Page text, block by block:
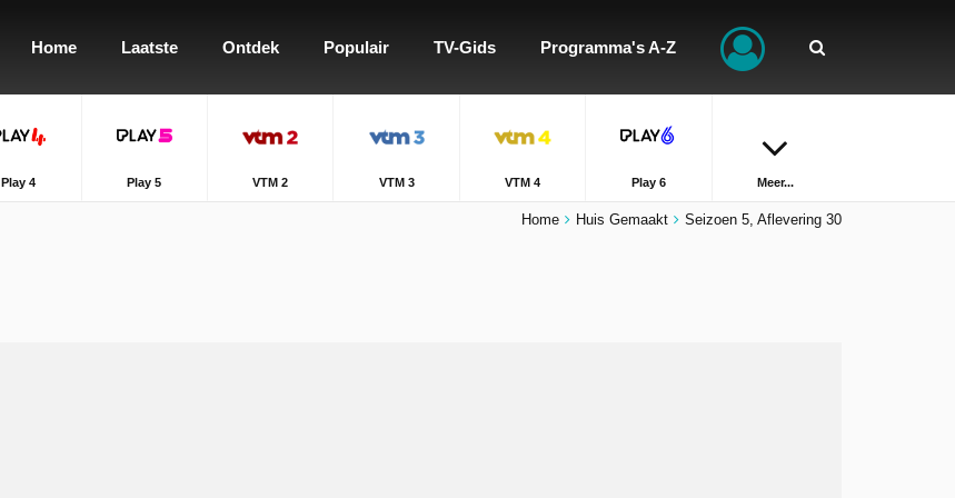
Home Laatste Ontdek Populair TV-Gids Programma's A-Z
Play 4 Play 5 VTM 2 VTM 3 VTM 4 Play 6 Meer...
Home Huis Gemaakt Seizoen 5, Aflevering 30